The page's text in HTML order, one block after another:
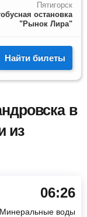
Пятигорск
остановка
"Рынок Лира"
Найти билеты
в
из
06:26
Минеральные воды